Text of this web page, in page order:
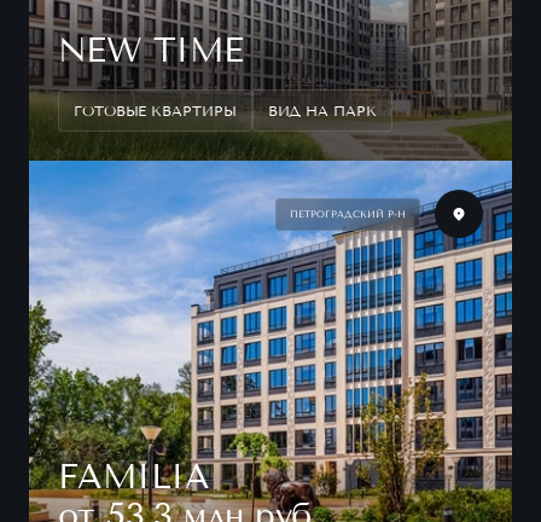
NEW TIME
ГОТОВЫЕ КВАРТИРЫ ВИД НА ПАРК
ПЕТРОГРАДСКИЙ Р-Н
FAMILIA